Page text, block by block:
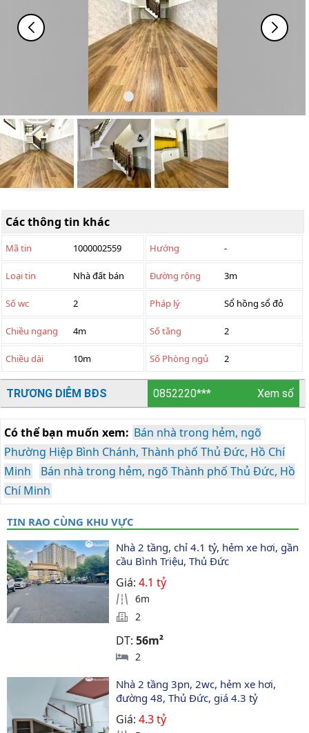
Các thông tin khác
Mã tin 1000002559 Hướng -
Loại tin Nhà đất bán Đường rộng 3m
Số wc 2 Pháp lý Sổ hồng sổ đỏ
Chiều ngang 4m Số tầng 2
Chiều dài 10m Số Phòng ngủ 2
TRƯƠNG DIỄM BĐS 0852220*** Xem số
Có thể bạn muốn xem: Bán nhà trong hẻm, ngõ
Phường Hiệp Bình Chánh, Thành phố Thủ Đức, Hồ Chí
Minh
Bán nhà trong hẻm, ngõ Thành phố Thủ Đức, Hồ
Chí Minh
TIN RAO CÙNG KHU VỰC
Nhà 2 tầng, chỉ 4.1 tỷ, hẻm xe hơi, gần
cầu Bình Triệu, Thủ Đức
Giá:4.1 tỷ
6m
2
DT:56m²
2
Nhà 2 tầng 3pn, 2wc, hẻm xe hơi,
đường 48, Thủ Đức, giá 4.3 tỷ
Giá:4.3 tỷ